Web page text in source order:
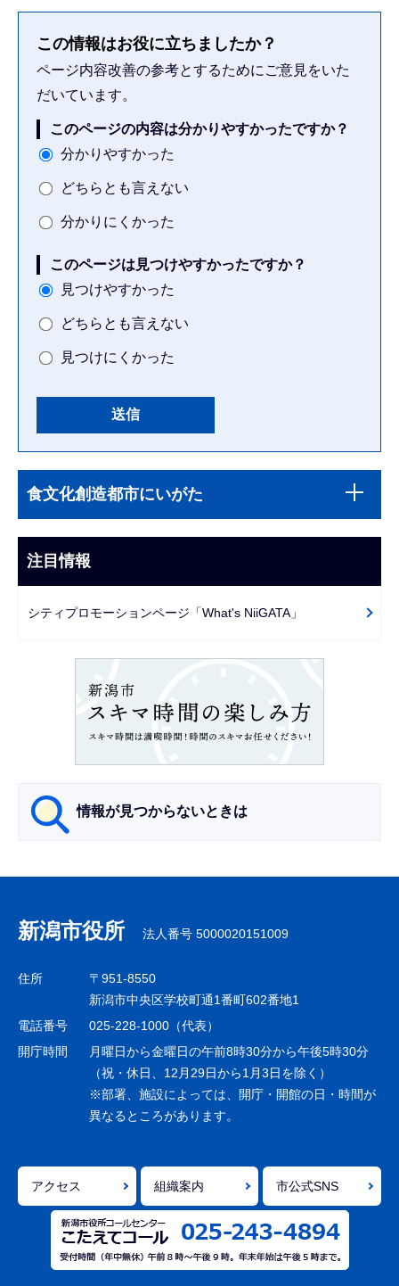
この情報はお役に立ちましたか？
ページ内容改善の参考とするためにご意見をいた
だいています。
このページの内容は分かりやすかったですか？
分かりやすかった
どちらとも言えない
分かりにくかった
このページは見つけやすかったですか？
見つけやすかった
どちらとも言えない
見つけにくかった
文
こ
ま
で
ブ
ビ
ー
食文化創造都市にいがた
注目情報
シティプロモーションページ「What's NiiGATA」
情報が見つからないときは
ナ
ビ
ゲ
シ
ョ
で
新潟市役所 法人番号 5000020151009
住所
〒951-8550
新潟市中央区学校町通1番町602番地1
電話番号
025-228-1000（代表）
開庁時間
月曜日から金曜日の午前8時30分から午後5時30分
（祝・休日、12月29日から1月3日を除く）
※部署、施設によっては、開庁・開館の日・時間が
異なるところがあります。
アクセス 組織案内 市公式SNS